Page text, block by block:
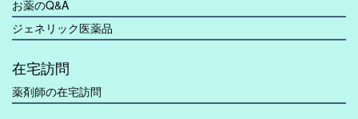
お薬のQ&A
ジェネリック医薬品
在宅訪問
薬剤師の在宅訪問